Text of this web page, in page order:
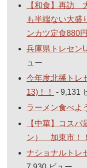
【和食】再訪
も半端ない大盛
ンカツ定食880円
兵庫県トレセン
ュー
今年度北播トレ
13)！！
- 9,131
ラーメン食べよ
【中華】コス
ン） 加東市！！
ナショナルトレ